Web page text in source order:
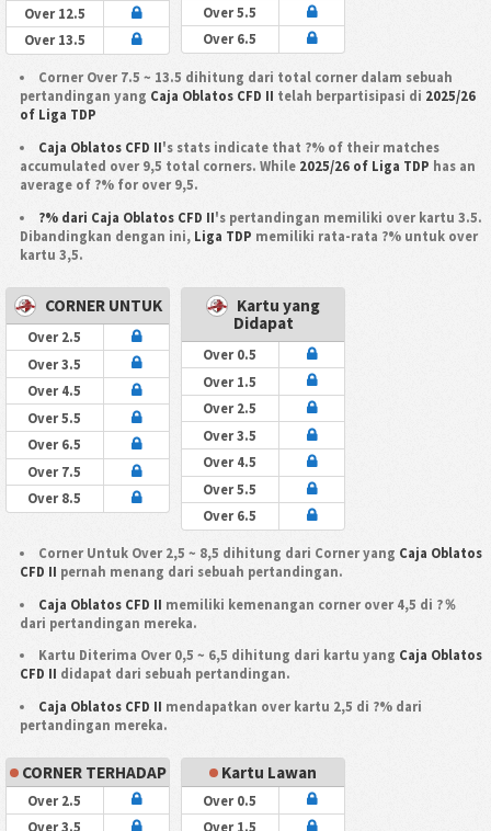
Over 12.5
Over 13.5
Over 5.5
Over 6.5
Corner Over 7.5 ~ 13.5 dihitung dari total corner dalam sebuah
pertandingan yang Caja Oblatos CFD II telah berpartisipasi di 2025/26
of Liga TDP
Caja Oblatos CFD II's stats indicate that ?% of their matches
accumulated over 9,5 total corners. While 2025/26 of Liga TDP has an
average of ?% for over 9,5.
?% dari Caja Oblatos CFD II's pertandingan memiliki over kartu 3.5.
Dibandingkan dengan ini, Liga TDP memiliki rata-rata ?% untuk over
kartu 3,5.
CORNER UNTUK
Over 2.5
Over 3.5
Over 4.5
Over 5.5
Over 6.5
Over 7.5
Over 8.5
Kartu yang
Didapat
Over 0.5
Over 1.5
Over 2.5
Over 3.5
Over 4.5
Over 5.5
Over 6.5
Corner Untuk Over 2,5 ~ 8,5 dihitung dari Corner yang Caja Oblatos
CFD II pernah menang dari sebuah pertandingan.
Caja Oblatos CFD II memiliki kemenangan corner over 4,5 di ?％
dari pertandingan mereka.
Kartu Diterima Over 0,5 ~ 6,5 dihitung dari kartu yang Caja Oblatos
CFD II didapat dari sebuah pertandingan.
Caja Oblatos CFD II mendapatkan over kartu 2,5 di ?% dari
pertandingan mereka.
CORNER TERHADAP
Over 2.5
Over 3.5
Kartu Lawan
Over 0.5
Over 1.5